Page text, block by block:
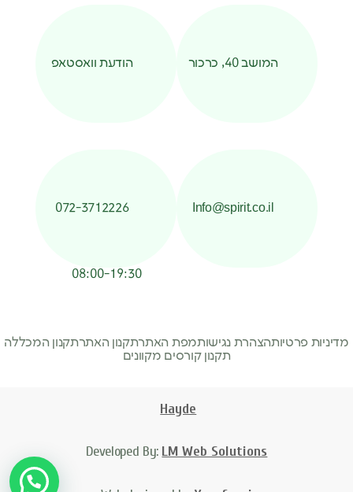
המושב 40, כרכור הודעת וואסטאפ
Info@spirit.co.il
072-3712226
08:00-19:30
מדיניות פרטיותהצהרת נגישותמפת האתרתקנון האתרתקנון המכללה
תקנון קורסים מקוונים
Hayde
Developed By: LM Web Solutions